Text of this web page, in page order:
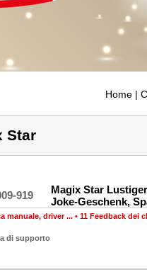
Home |
Star
919
Magix Star
Joke-Geschenk,
manuale, driver ... • 11 Feedback dei
di supporto